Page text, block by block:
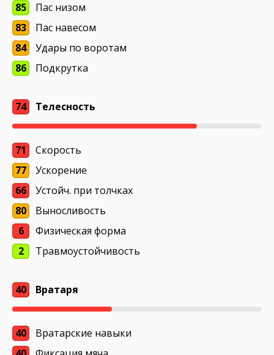
85
Пас низом
83
Пас навесом
84
Удары по воротам
86
Подкрутка
74 Телесность
71
Скорость
77
Ускорение
66
Устойч. при толчках
80
Выносливость
6
Физическая форма
2
Травмоустойчивость
40 Вратаря
40
Вратарские навыки